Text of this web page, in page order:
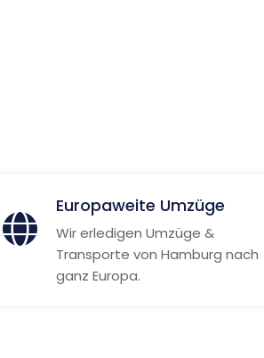
Europaweite Umzüge
Wir erledigen Umzüge &
Transporte von Hamburg nach
ganz Europa.